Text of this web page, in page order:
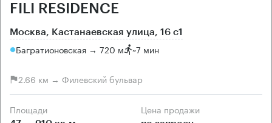
FILI RESIDENCE
Москва, Кастанаевская улица, 16 с1
Багратионовская → 720 м ~7 мин
2.66 км → Филевский бульвар
Площади Цена продажи